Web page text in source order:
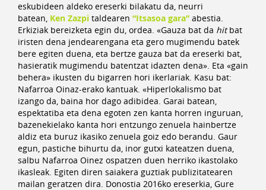
eskubideen aldeko ereserki bilakatu da, neurri
batean, Ken Zazpi taldearen “Itsasoa gara” abestia.
Erkiziak bereizketa egin du, ordea. «Gauza bat da hitbat
iristen dena jendearengana eta gero mugimendu batek
bere egiten duena, eta bertze gauza bat da ereserki bat,
hasieratik mugimendu batentzat idazten dena». Eta «gain
behera» ikusten du bigarren hori ikerlariak. Kasu bat:
Nafarroa Oinaz-erako kantuak. «Hiperlokalismo bat
izango da, baina hor dago adibidea. Garai batean,
espektatiba eta dena egoten zen kanta horren inguruan,
bazenekielako kanta hori entzungo zenuela hainbertze
aldiz eta buruz ikasiko zenuela goiz edo berandu. Gaur
egun, pastiche bihurtu da, inor gutxi kateatzen duena,
salbu Nafarroa Oinez ospatzen duen herriko ikastolako
ikasleak. Egiten diren saiakera guztiak publizitatearen
mailan geratzen dira. Donostia 2016ko ereserkia, Gure